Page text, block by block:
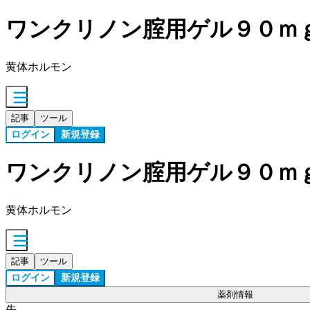
ワンクリノン腟用ゲル９０ｍ
黄体ホルモン
記事 ツール
ログイン 新規登録
ワンクリノン腟用ゲル９０ｍ
黄体ホルモン
記事 ツール
ログイン 新規登録
薬剤情報